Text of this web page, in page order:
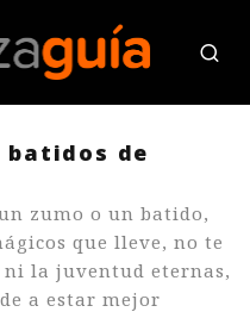
batidos de
zumo o un batido,
que lleve, no te
la juventud eternas,
a estar mejor